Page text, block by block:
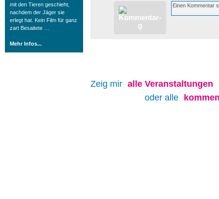
mit den Tieren geschieht,
nachdem der Jäger sie
erlegt hat. Kein Film für ganz
zart Besaitete …
Mehr Infos...
Zeig mir alle Veranstaltungen
oder alle